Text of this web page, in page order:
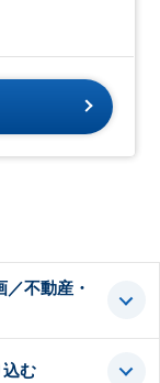
不動産・
む